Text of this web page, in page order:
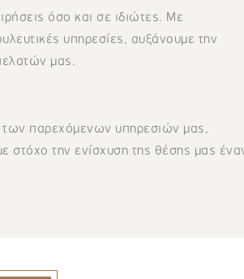
όσο και σε ιδιώτες. Με
υπηρεσίες, αυξάνουμε την
μας.
των παρεχόμενων υπηρεσιών μας,
στόχο την ενίσχυση της θέσης μας